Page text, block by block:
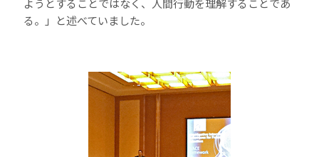
ようとすることではなく、人間行動を理解することであ
る。」と述べていました。